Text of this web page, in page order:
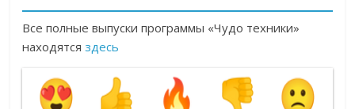
Все полные выпуски программы «Чудо техники»
находятсяздесь